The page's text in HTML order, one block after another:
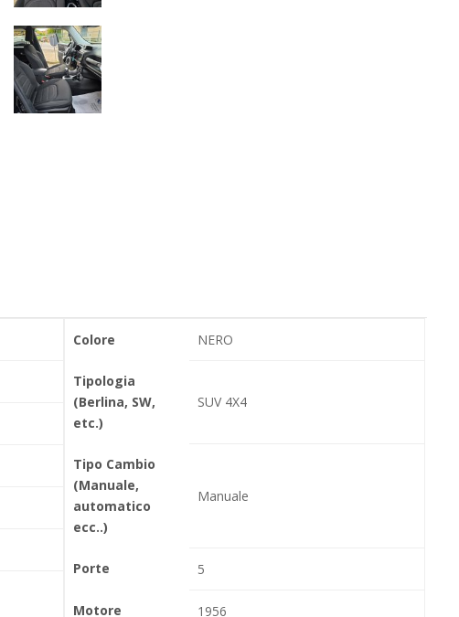
Colore NERO
Tipologia
(Berlina, SW,
etc.)
SUV 4X4
Tipo Cambio
(Manuale,
automatico
ecc..)
Manuale
Porte 5
Motore 1956